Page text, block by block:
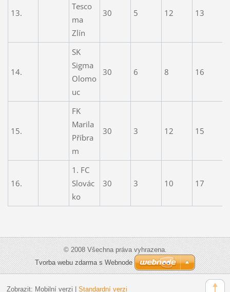
13.
Tesco
ma
Zlín
30 5 12 13
14.
SK
Sigma
Olomo
uc
30 6 8 16
15.
FK
Marila
Příbra
m
30 3 12 15
16.
1. FC
Slovác
ko
30 3 10 17
© 2008 Všechna práva vyhrazena.
Tvorba webu zdarma s Webnode
Zobrazit: Mobilní verzi Standardní verzi